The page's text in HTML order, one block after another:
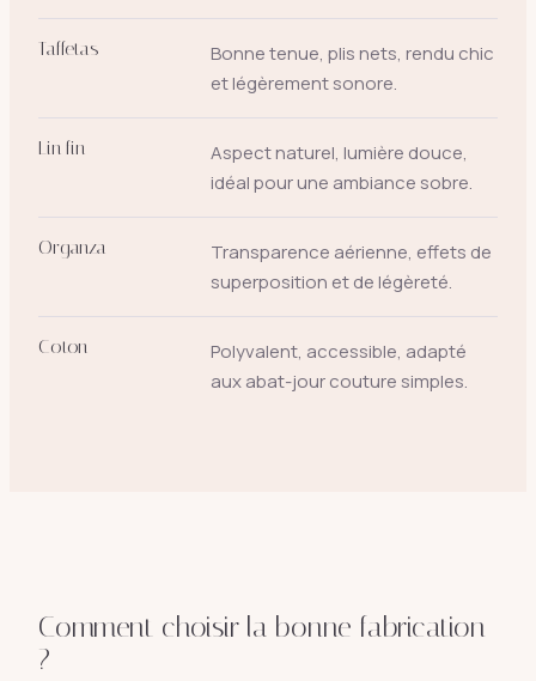
Taffetas
Bonne tenue, plis nets, rendu chic
et légèrement sonore.
Lin fin
Aspect naturel, lumière douce,
idéal pour une ambiance sobre.
Organza
Transparence aérienne, effets de
superposition et de légèreté.
Coton
Polyvalent, accessible, adapté
aux abat-jour couture simples.
Comment choisir la bonne fabrication
?